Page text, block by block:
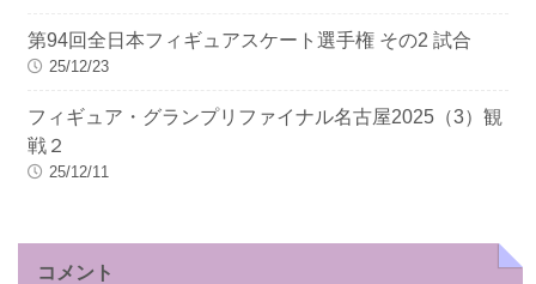
第94回全日本フィギュアスケート選手権 その2 試合
25/12/23
フィギュア・グランプリファイナル名古屋2025（3）観
戦２
25/12/11
コメント